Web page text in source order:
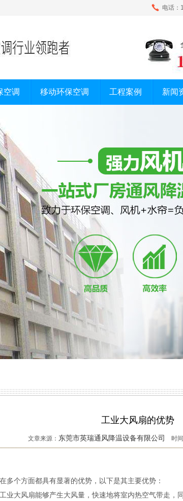
电话：
空调 移动环保空调 工程案例 新闻
工业大风扇的优势
文章来源： 东莞市英瑞通风降温设备有限公司 时间
个方面都具有显著的优势，以下是其主要优势：
大风扇能够产生大风量，快速地将室内热空气带走，